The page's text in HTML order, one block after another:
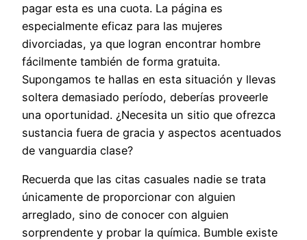
pagar esta es una cuota. La página es
especialmente eficaz para las mujeres
divorciadas, ya que logran encontrar hombre
fácilmente también de forma gratuita.
Supongamos te hallas en esta situación y llevas
soltera demasiado período, deberías proveerle
una oportunidad. ¿Necesita un sitio que ofrezca
sustancia fuera de gracia y aspectos acentuados
de vanguardia clase?
Recuerda que las citas casuales nadie se trata
únicamente de proporcionar con alguien
arreglado, sino de conocer con alguien
sorprendente y probar la química. Bumble existe